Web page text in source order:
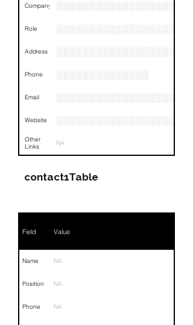
Links NA
Company
Role
Address
Phone ░░░░░░░░░░░░░░
Email ░░░░░░░░░░░░░░░░░░░
Website ░░░░░░░░░░░░░░░░░░░░░
Other
Links
NA
contact1Table
Field Value
Name NA
Position NA
Phone NA